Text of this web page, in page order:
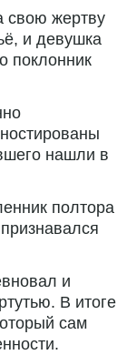
свою жертву
и девушка
поклонник
нашли в
полтора
и
В итоге
сам